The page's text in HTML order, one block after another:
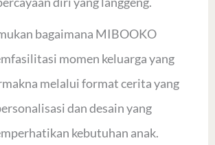
bagaimana MIBOOKO
momen keluarga yang
melalui format cerita yang
dan desain yang
kebutuhan anak.